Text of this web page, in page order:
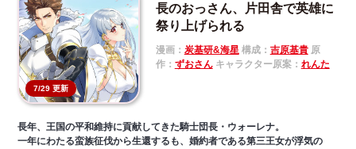
悪女の逆転劇、ここに開幕！
7/29 更新
長のおっさん、片田舎で英雄に
祭り上げられる
漫画： 炭基研&海星構成： 吉原基貴原
作： ずおさんキャラクター原案： れんた
長年、王国の平和維持に貢献してきた騎士団長・ウォーレナ。
一年にわたる蛮族征伐から生還するも、婚約者である第三王女が浮気の